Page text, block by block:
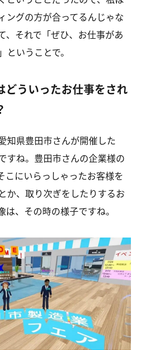
ングの方が合ってるんじゃな
、それで「ぜひ、お仕事があ
いうことで。
どういったお仕事をされ
知県豊田市さんが開催した
すね。豊田市さんの企業様の
こにいらっしゃったお客様を
か、取り次ぎをしたりするお
は、その時の様子ですね。